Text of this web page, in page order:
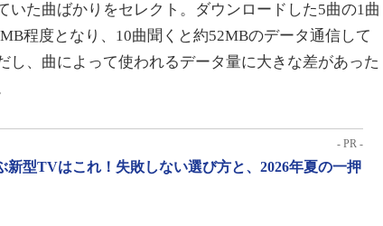
た曲ばかりをセレクト。ダウンロードした5曲の1曲
程度となり、10曲聞くと約52MBのデータ通信して
し、曲によって使われるデータ量に大きな差があった
- PR -
新型TVはこれ！失敗しない選び方と、2026年夏の一押